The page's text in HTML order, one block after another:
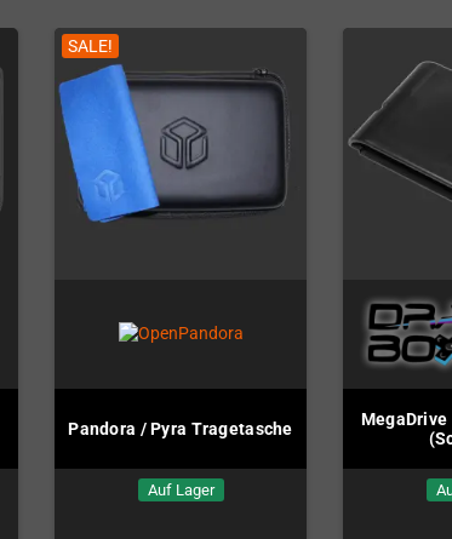
SALE!
Pandora / Pyra Tragetasche
Auf Lager
MegaDrive